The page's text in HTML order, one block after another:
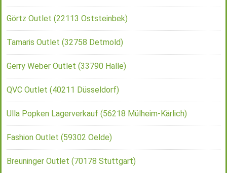
Görtz Outlet (22113 Oststeinbek)
Tamaris Outlet (32758 Detmold)
Gerry Weber Outlet (33790 Halle)
QVC Outlet (40211 Düsseldorf)
Ulla Popken Lagerverkauf (56218 Mülheim-Kärlich)
Fashion Outlet (59302 Oelde)
Breuninger Outlet (70178 Stuttgart)